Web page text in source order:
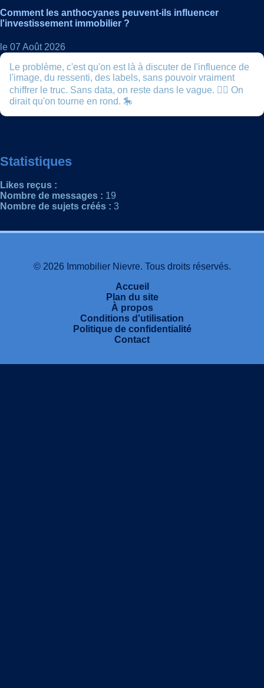
Comment les anthocyanes peuvent-ils influencer
l'investissement immobilier ?
le 07 Août 2026
Le problème, c'est qu'on est là à discuter de l'influence de
l'image, du ressenti, des labels, sans pouvoir vraiment
chiffrer le truc. Sans data, on reste dans le vague. 🤷‍♂️ On
dirait qu'on tourne en rond. 🎠
Statistiques
Likes reçus :
Nombre de messages : 19
Nombre de sujets créés : 3
© 2026 Immobilier Nievre. Tous droits réservés.
Accueil
Plan du site
À propos
Conditions d'utilisation
Politique de confidentialité
Contact